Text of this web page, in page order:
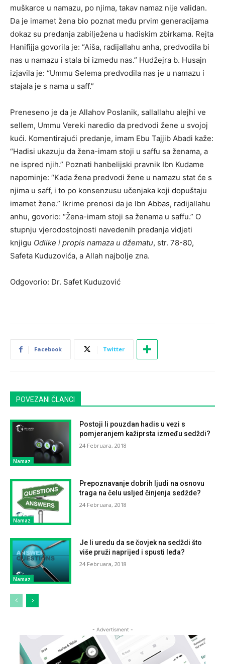
muškarce u namazu, po njima, takav namaz nije validan.
Da je imamet žena bio poznat među prvim generacijama
dokaz su predanja zabilježena u hadiskim zbirkama. Rejta
Hanifijja govorila je: “Aiša, radijallahu anha, predvodila bi
nas u namazu i stala bi između nas.” Hudžejra b. Husajn
izjavila je: “Ummu Selema predvodila nas je u namazu i
stajala je s nama u saff.”
Preneseno je da je Allahov Poslanik, sallallahu alejhi ve
sellem, Ummu Vereki naredio da predvodi žene u svojoj
kući. Komentirajući predanje, imam Ebu Tajjib Abadi kaže:
“Hadisi ukazuju da žena-imam stoji u saffu sa ženama, a
ne ispred njih.” Poznati hanbelijski pravnik Ibn Kudame
napominje: “Kada žena predvodi žene u namazu stat će s
njima u saff, i to po konsenzusu učenjaka koji dopuštaju
imamet žene.” Ikrime prenosi da je Ibn Abbas, radijallahu
anhu, govorio: “Žena-imam stoji sa ženama u saffu.” O
stupnju vjerodostojnosti navedenih predanja vidjeti
knjigu Odlike i propis namaza u džematu, str. 78-80,
Safeta Kuduzovića, a Allah najbolje zna.
Odgovorio: Dr. Safet Kuduzović
Facebook Twitter
POVEZANI ČLANCI
Namaz
Postoji li pouzdan hadis u vezi s
pomjeranjem kažiprsta između sedždi?
24 Februara, 2018
Namaz
Prepoznavanje dobrih ljudi na osnovu
traga na čelu usljed činjenja sedžde?
24 Februara, 2018
Namaz
Je li uredu da se čovjek na sedždi što
više pruži naprijed i spusti leđa?
24 Februara, 2018
- Advertisment -